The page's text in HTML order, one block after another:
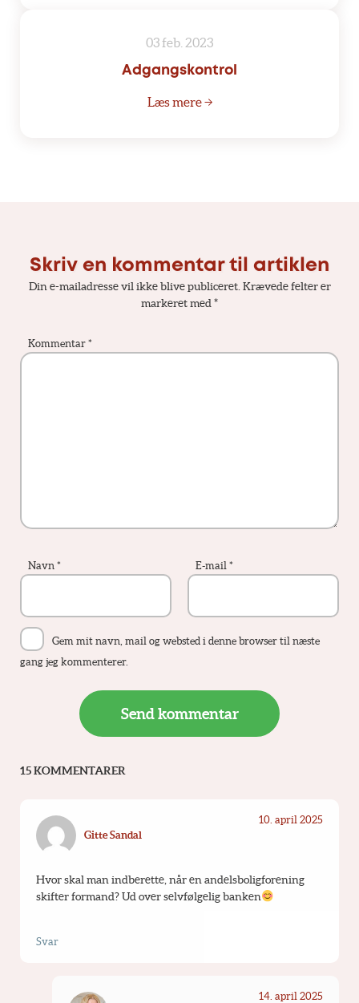
03 feb. 2023
Adgangskontrol
Læs mere →
Skriv en kommentar til artiklen
Din e-mailadresse vil ikke blive publiceret. Krævede felter er
markeret med *
Kommentar *
Navn * E-mail *
Gem mit navn, mail og websted i denne browser til næste
gang jeg kommenterer.
15 KOMMENTARER
Gitte Sandal
10. april 2025
Hvor skal man indberette, når en andelsboligforening
skifter formand? Ud over selvfølgelig banken
Svar
14. april 2025